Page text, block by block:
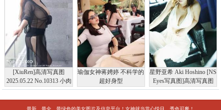
[XiuRen]高清写真图
2025.05.22 No.10313 小肉
肉咪 黑色连体袜
瑜伽女神蒋娉婷 不科学的
超好身型
星野亚希 Aki Hoshino [NS
Eyes写真图]高清写真图
SF-No.510
最新、最全、最绿色的美女图片及信息平台！女神就当赏心悦目、秀色可餐！